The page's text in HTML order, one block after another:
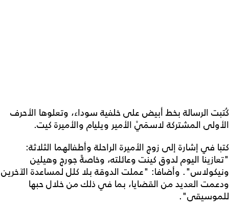
كُتبت الرسالة بخط أبيض على خلفية سوداء، وتعلوها الأحرف
الأولى المشتركة لاسمَيْ الأمير ويليام والأميرة كيت.
كتبا في إشارة إلى زوج الأميرة الراحلة وأطفالهما الثلاثة:
"تعازينا اليوم لدوق كينت وعائلته، وخاصةً جورج وهيلين
ونيكولاس". وأضافا: "عملت الدوقة بلا كلل لمساعدة الآخرين
ودعمت العديد من القضايا، بما في ذلك من خلال حبها
للموسيقى".